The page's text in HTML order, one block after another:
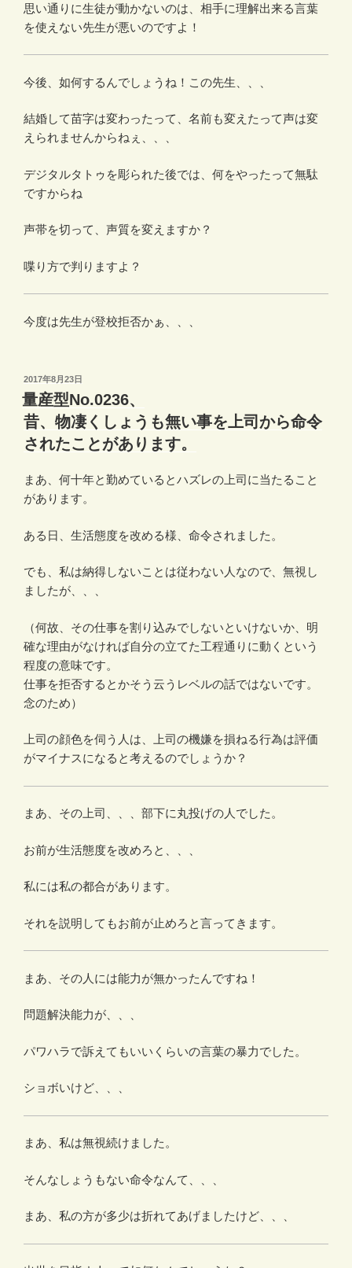
思い通りに生徒が動かないのは、相手に理解出来る言葉
を使えない先生が悪いのですよ！
今後、如何するんでしょうね！この先生、、、
結婚して苗字は変わったって、名前も変えたって声は変
えられませんからねぇ、、、
デジタルタトゥを彫られた後では、何をやったって無駄
ですからね
声帯を切って、声質を変えますか？
喋り方で判りますよ？
今度は先生が登校拒否かぁ、、、
投
稿
日:
2017年8月23日
量産型No.0236、
昔、物凄くしょうも無い事を上司から命令
されたことがあります。
まあ、何十年と勤めているとハズレの上司に当たること
があります。
ある日、生活態度を改める様、命令されました。
でも、私は納得しないことは従わない人なので、無視し
ましたが、、、
（何故、その仕事を割り込みでしないといけないか、明
確な理由がなければ自分の立てた工程通りに動くという
程度の意味です。
仕事を拒否するとかそう云うレベルの話ではないです。
念のため）
上司の顔色を伺う人は、上司の機嫌を損ねる行為は評価
がマイナスになると考えるのでしょうか？
まあ、その上司、、、部下に丸投げの人でした。
お前が生活態度を改めろと、、、
私には私の都合があります。
それを説明してもお前が止めろと言ってきます。
まあ、その人には能力が無かったんですね！
問題解決能力が、、、
パワハラで訴えてもいいくらいの言葉の暴力でした。
ショボいけど、、、
まあ、私は無視続けました。
そんなしょうもない命令なんて、、、
まあ、私の方が多少は折れてあげましたけど、、、